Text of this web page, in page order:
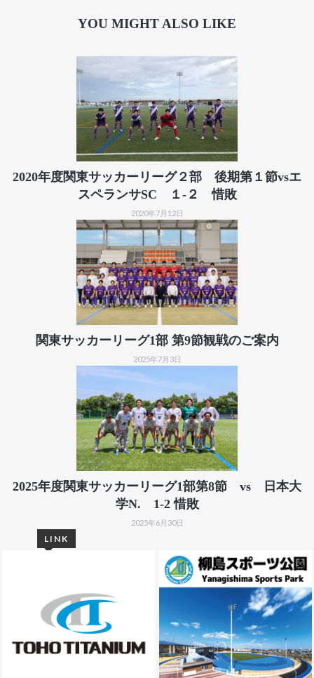
YOU MIGHT ALSO LIKE
2020年度関東サッカーリーグ２部 後期第１節vsエ
スペランサSC １-２ 惜敗
2020年7月12日
関東サッカーリーグ1部 第9節観戦のご案内
2025年7月3日
2025年度関東サッカーリーグ1部第8節 vs 日本大
学N. 1-2 惜敗
2025年6月30日
LINK